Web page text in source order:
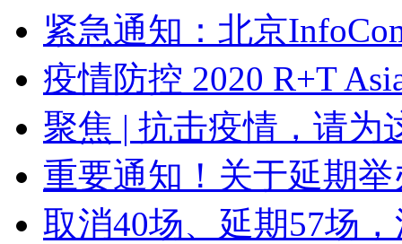
紧急通知：北京
疫情防控 2020 R+T
聚焦 | 抗击疫情，请为
重要通知！关于延期
取消40场、延期57场